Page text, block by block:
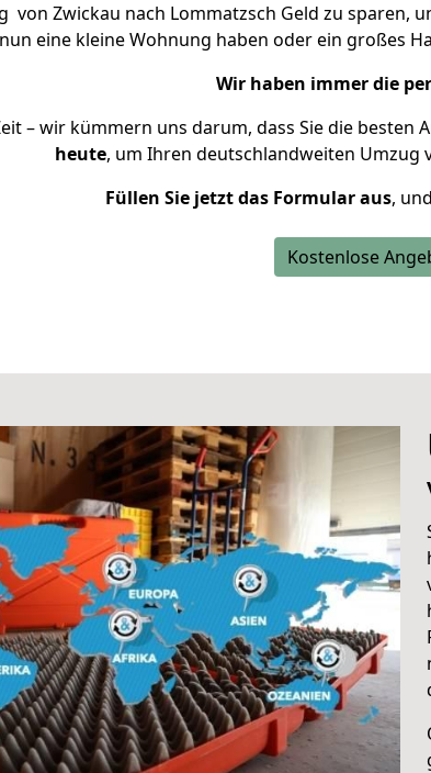
von Zwickau nach Lommatzsch Geld zu sparen,
eine kleine Wohnung haben oder ein großes
Wir haben immer die
– wir kümmern uns darum, dass Sie die besten
heute, um Ihren deutschlandweiten Umzug
Füllen Sie jetzt das Formular aus,
Kostenlose